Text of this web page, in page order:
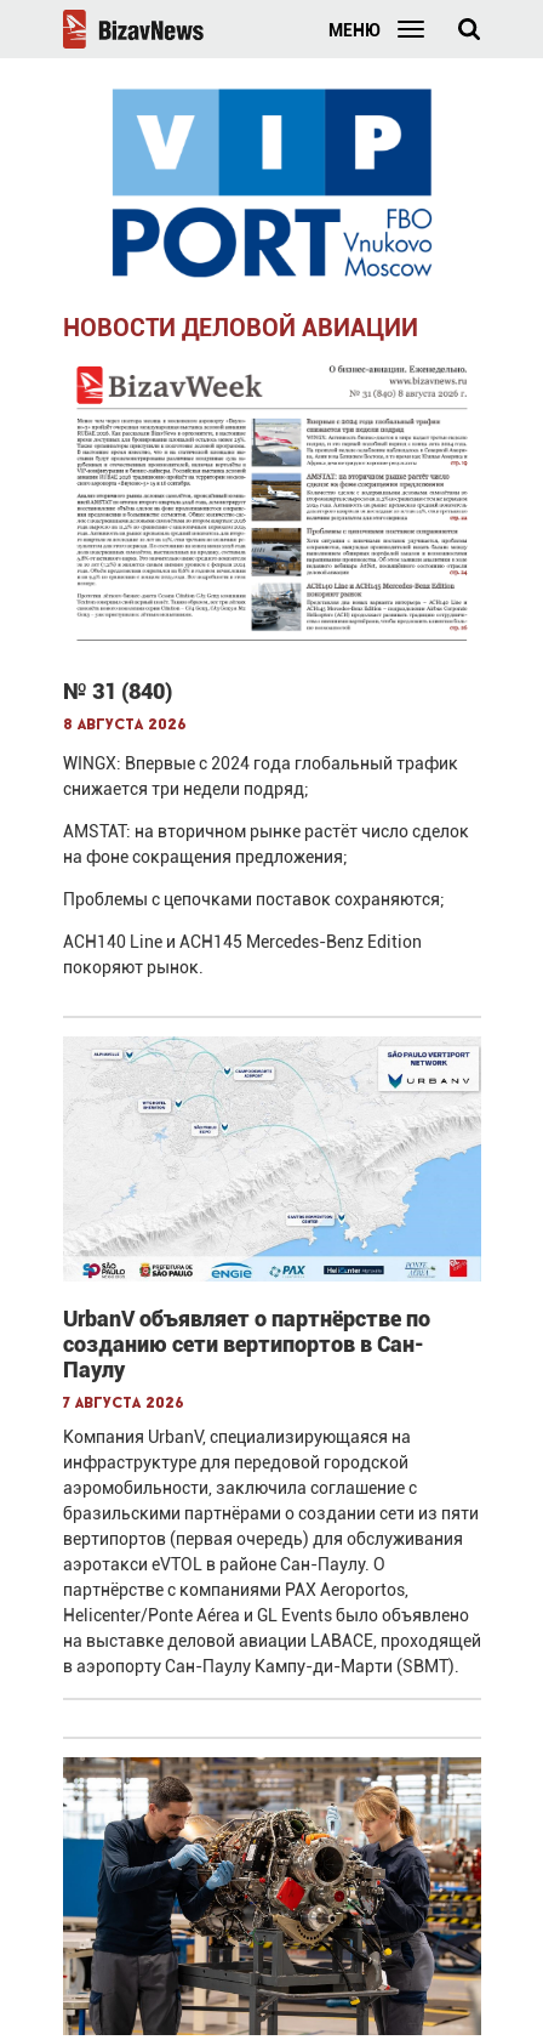
МЕНЮ
НОВОСТИ ДЕЛОВОЙ АВИАЦИИ
№ 31 (840)
8 августа 2026
WINGX: Впервые с 2024 года глобальный трафик
снижается три недели подряд;
AMSTAT: на вторичном рынке растёт число сделок
на фоне сокращения предложения;
Проблемы с цепочками поставок сохраняются;
ACH140 Line и ACH145 Mercedes-Benz Edition
покоряют рынок.
UrbanV объявляет о партнёрстве по
созданию сети вертипортов в Сан-
Паулу
7 августа 2026
Компания UrbanV, специализирующаяся на
инфраструктуре для передовой городской
аэромобильности, заключила соглашение с
бразильскими партнёрами о создании сети из пяти
вертипортов (первая очередь) для обслуживания
аэротакси eVTOL в районе Сан-Паулу. О
партнёрстве с компаниями PAX Aeroportos,
Helicenter/Ponte Aérea и GL Events было объявлено
на выставке деловой авиации LABACE, проходящей
в аэропорту Сан-Паулу Кампу-ди-Марти (SBMT).